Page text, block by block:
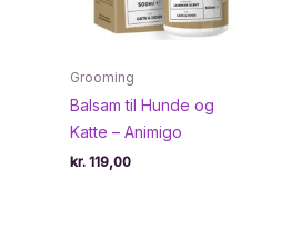
Grooming
Balsam til Hunde og
Katte – Animigo
kr. 119,00